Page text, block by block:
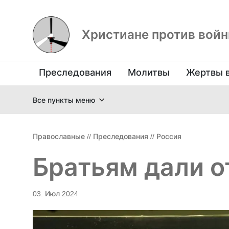
Христиане против
Преследования Молитвы Жертвы
Все пункты меню
Православные // Преследования // Россия
Братьям дали
03. Июл 2024